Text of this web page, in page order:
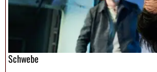
Schwebe